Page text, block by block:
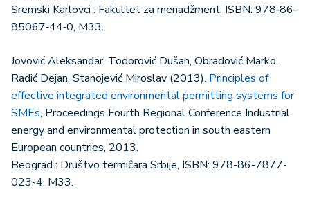
Sremski Karlovci : Fakultet za menadžment, ISBN: 978‐86‐
85067‐44‐0, M33.
Jovović Aleksandar, Todorović Dušan, Obradović Marko,
Radić Dejan, Stanojević Miroslav (2013). Principles of
effective integrated environmental permitting systems for
SMEs, Proceedings Fourth Regional Conference Industrial
energy and environmental protection in south eastern
European countries, 2013.
Beograd : Društvo termiĉara Srbije, ISBN: 978-86-7877-
023-4, M33.